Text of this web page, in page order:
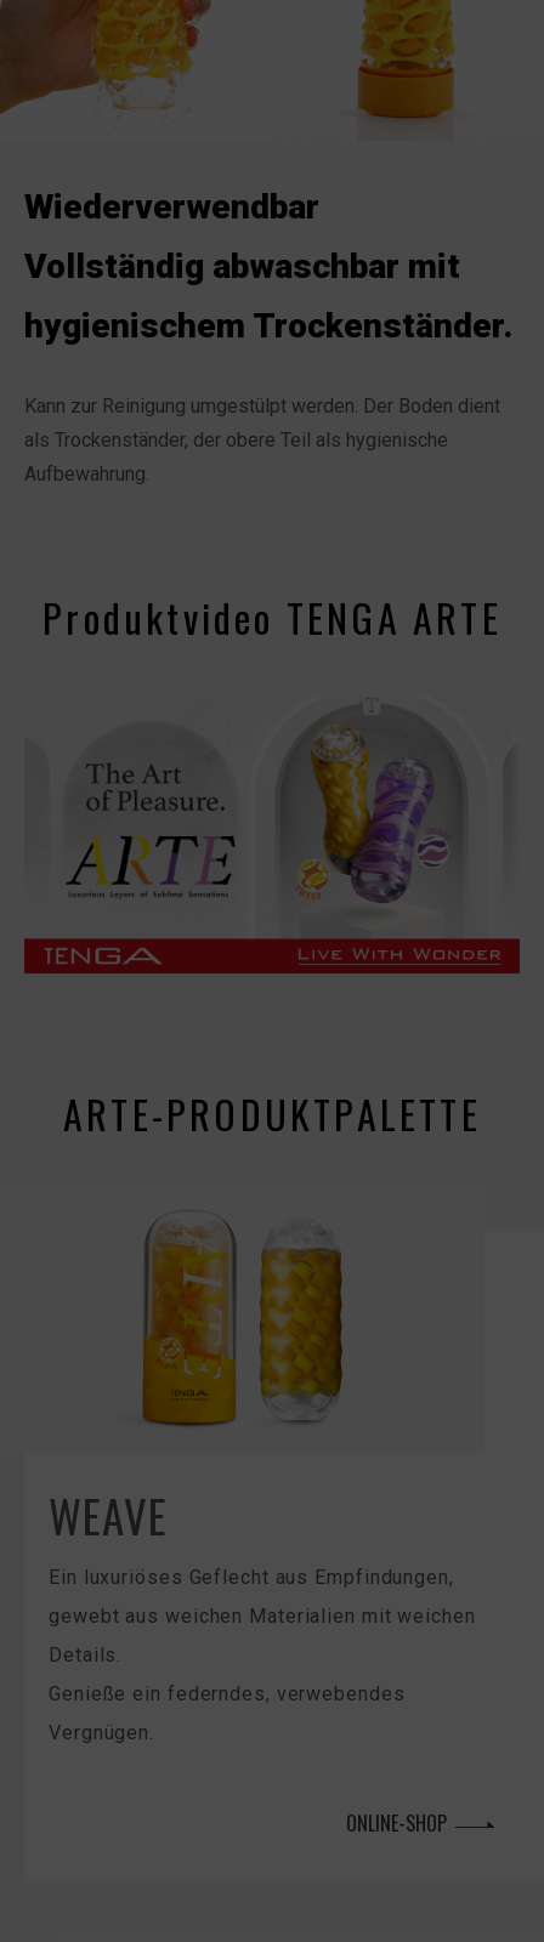
Wiederverwendbar
Vollständig abwaschbar mit
hygienischem Trockenständer.
Kann zur Reinigung umgestülpt werden. Der Boden dient
als Trockenständer, der obere Teil als hygienische
Aufbewahrung.
Produktvideo TENGA ARTE
ARTE-PRODUKTPALETTE
WEAVE
Ein luxuriöses Geflecht aus Empfindungen,
gewebt aus weichen Materialien mit weichen
Details.
Genieße ein federndes, verwebendes
Vergnügen.
ONLINE-SHOP